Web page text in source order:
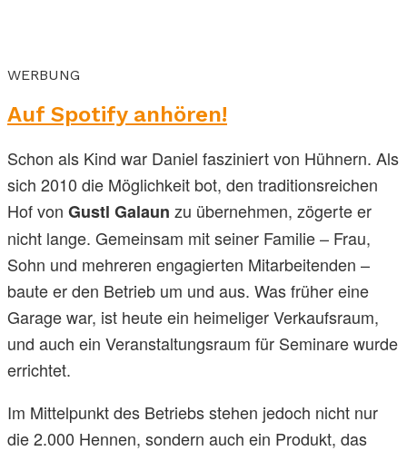
WERBUNG
Auf Spotify anhören!
Schon als Kind war Daniel fasziniert von Hühnern. Als
sich 2010 die Möglichkeit bot, den traditionsreichen
Hof von Gustl Galaun zu übernehmen, zögerte er
nicht lange. Gemeinsam mit seiner Familie – Frau,
Sohn und mehreren engagierten Mitarbeitenden –
baute er den Betrieb um und aus. Was früher eine
Garage war, ist heute ein heimeliger Verkaufsraum,
und auch ein Veranstaltungsraum für Seminare wurde
errichtet.
Im Mittelpunkt des Betriebs stehen jedoch nicht nur
die 2.000 Hennen, sondern auch ein Produkt, das